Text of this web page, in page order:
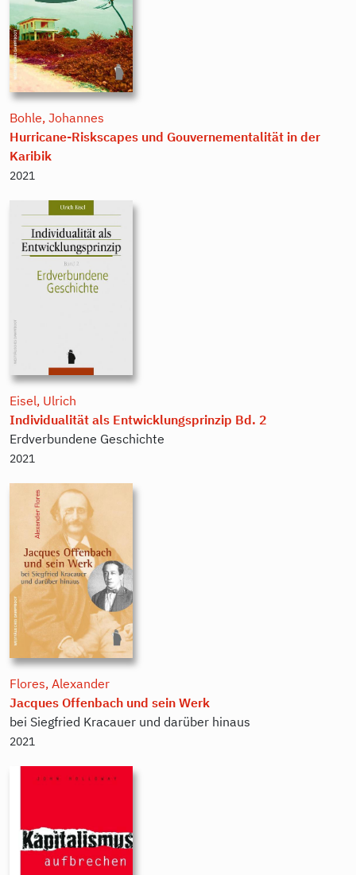
Bohle, Johannes
Hurricane-Riskscapes und Gouvernementalität in der
Karibik
2021
Eisel, Ulrich
Individualität als Entwicklungsprinzip Bd. 2
Erdverbundene Geschichte
2021
Flores, Alexander
Jacques Offenbach und sein Werk
bei Siegfried Kracauer und darüber hinaus
2021